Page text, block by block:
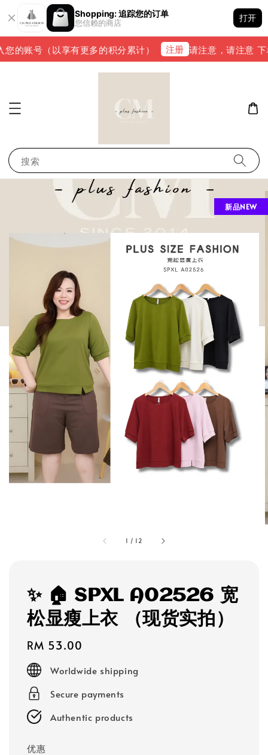
Shopping: 追踪您的订单
您信赖的商店
打开
账号（以享有更多的积分累计） 注册 请注意，请注意 下
搜索
1 / 12
新品NEW
✨ 🏠 SPXL A02526 宽
松显瘦上衣 （现货实拍）
Regular
price
RM 53.00
Worldwide shipping
Secure payments
Authentic products
优惠